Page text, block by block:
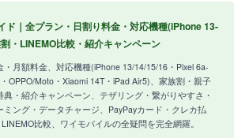
ド｜全プラン・日割り料金・対応機種(iPhone 13-
・LINEMO比較・紹介キャンペーン
月額料金、対応機種(iPhone 13/14/15/16・Pixel 6a-
OPPO/Moto・Xiaomi 14T・iPad Air5)、家族割・親子
・紹介キャンペーン、テザリング・繋がりやすさ・
ング・データチャージ、PayPayカード・クレカ払
比較、ワイモバイルの全疑問を完全網羅。